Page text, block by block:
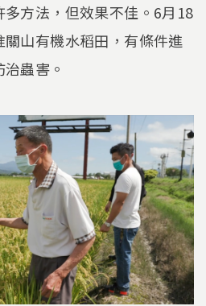
方法，但效果不佳。6月18
關山有機水稻田，有條件進
蟲害。